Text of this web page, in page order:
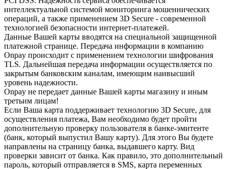
интеллектуальной системой мониторинга мошеннических
операций, а также применением 3D Secure - современной
технологией безопасности интернет-платежей.
Данные Вашей карты вводятся на специальной защищенной
платежной странице. Передача информации в компанию
Onpay происходит с применением технологии шифрования
TLS. Дальнейшая передача информации осуществляется по
закрытым банковским каналам, имеющим наивысший
уровень надежности.
Onpay не передает данные Вашей карты магазину и иным
третьим лицам!
Если Ваша карта поддерживает технологию 3D Secure, для
осуществления платежа, Вам необходимо будет пройти
дополнительную проверку пользователя в банке-эмитенте
(банк, который выпустил Вашу карту). Для этого Вы будете
направлены на страницу банка, выдавшего карту. Вид
проверки зависит от банка. Как правило, это дополнительный
пароль, который отправляется в SMS, карта переменных